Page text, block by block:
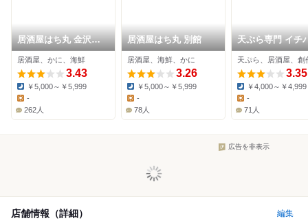
居酒屋はち丸 金沢駅
前店
居酒屋、かに、海鮮
3.43
Dinner:
￥5,000～￥5,999
-
262人
居酒屋はち丸 別館
居酒屋、海鮮、かに
3.26
Dinner:
￥5,000～￥5,999
Lunch:
-
78人
天ぷら専門 イチ
天ぷら、居酒屋、創
3.35
Dinner:
￥4,000～￥4,999
Lunch:
-
71人
広告を非表示
店舗情報（詳細） 編集